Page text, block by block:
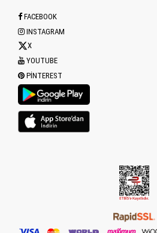
FACEBOOK
INSTAGRAM
X
YOUTUBE
PINTEREST